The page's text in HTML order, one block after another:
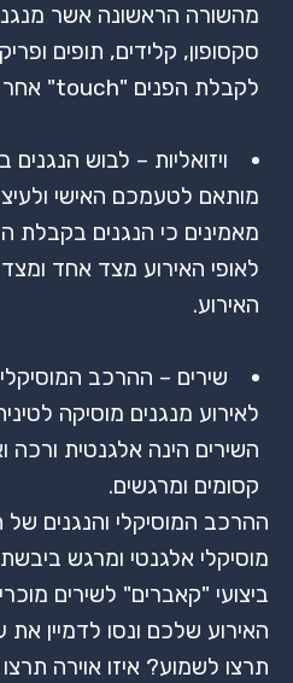
מהשורה הראשונה אשר
סקסופון, קלידים, תופים
לקבלת הפנים "touch" אחר
ויזואליות – לבוש
מותאם לטעמכם האישי
מאמינים כי הנגנים בקבלת
לאופי האירוע מצד אחד ומצד
האירוע.
שירים – ההרכב
לאירוע מנגנים מוסיקה
השירים הינה אלגנטית ורכה
קסומים ומרגשים.
ההרכב המוסיקלי והנגנים של
מוסיקלי אלגנטי ומרגש
ביצועי "קאברים" לשירים
האירוע שלכם ונסו לדמיין
תרצו לשמוע? איזו אוירה